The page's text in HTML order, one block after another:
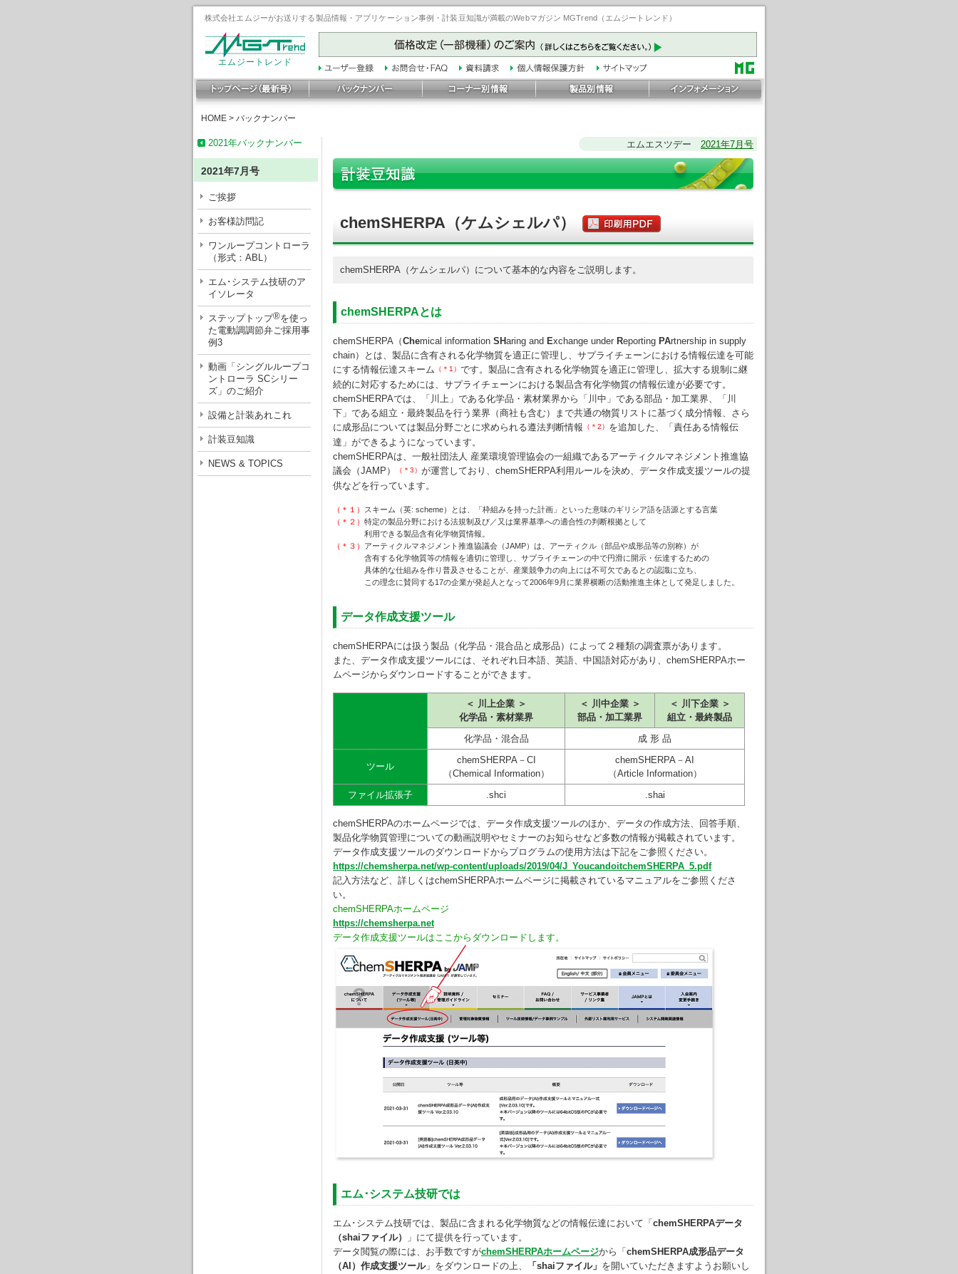
株式会社エムジーがお送りする製品情報・アプリケーション事例・計装豆知識が満載のWebマガジン MGTrend（エムジートレンド）
エムジートレンド
HOME > バックナンバー
2021年バックナンバー
2021年7月号
ご挨拶
お客様訪問記
ワンループコントローラ
（形式：ABL）
エム･システム技研のア
イソレータ
ステップトップ®を使っ
た電動調調節弁ご採用事
例3
動画「シングルループコ
ントローラ SCシリー
ズ」のご紹介
設備と計装あれこれ
計装豆知識
NEWS & TOPICS
エムエスツデー 2021年7月号
chemSHERPA（ケムシェルパ）
chemSHERPA（ケムシェルパ）について基本的な内容をご説明します。
chemSHERPAとは
chemSHERPA（Chemical information SHaring and Exchange under Reporting PArtnership in supply
chain）とは、製品に含有される化学物質を適正に管理し、サプライチェーンにおける情報伝達を可能
にする情報伝達スキーム （＊1） です。製品に含有される化学物質を適正に管理し、拡大する規制に継
続的に対応するためには、サプライチェーンにおける製品含有化学物質の情報伝達が必要です。
chemSHERPAでは、「川上」である化学品・素材業界から「川中」である部品・加工業界、「川
下」である組立・最終製品を行う業界（商社も含む）まで共通の物質リストに基づく成分情報、さら
に成形品については製品分野ごとに求められる遵法判断情報 （＊2） を追加した、「責任ある情報伝
達」ができるようになっています。
chemSHERPAは、一般社団法人 産業環境管理協会の一組織であるアーティクルマネジメント推進協
議会（JAMP）
（＊3） が運営しており、chemSHERPA利用ルールを決め、データ作成支援ツールの提
供などを行っています。
（＊１） スキーム（英: scheme）とは、「枠組みを持った計画」といった意味のギリシア語を語源とする言葉
（＊２） 特定の製品分野における法規制及び／又は業界基準への適合性の判断根拠として
利用できる製品含有化学物質情報。
（＊３） アーティクルマネジメント推進協議会（JAMP）は、アーティクル（部品や成形品等の別称）が
含有する化学物質等の情報を適切に管理し、サプライチェーンの中で円滑に開示・伝達するための
具体的な仕組みを作り普及させることが、産業競争力の向上には不可欠であるとの認識に立ち、
この理念に賛同する17の企業が発起人となって2006年9月に業界横断の活動推進主体として発足しました。
データ作成支援ツール
chemSHERPAには扱う製品（化学品・混合品と成形品）によって２種類の調査票があります。
また、データ作成支援ツールには、それぞれ日本語、英語、中国語対応があり、chemSHERPAホー
ムページからダウンロードすることができます。
＜ 川上企業 ＞
化学品・素材業界
＜ 川中企業 ＞
部品・加工業界
＜ 川下企業 ＞
組立・最終製品
化学品・混合品
成 形 品
ツール
chemSHERPA－CI
（Chemical Information）
chemSHERPA－AI
（Article Information）
ファイル拡張子
.shci .shai
chemSHERPAのホームページでは、データ作成支援ツールのほか、データの作成方法、回答手順、
製品化学物質管理についての動画説明やセミナーのお知らせなど多数の情報が掲載されています。
データ作成支援ツールのダウンロードからプログラムの使用方法は下記をご参照ください。
https://chemsherpa.net/wp-content/uploads/2019/04/J_YoucandoitchemSHERPA_5.pdf
記入方法など、詳しくはchemSHERPAホームページに掲載されているマニュアルをご参照くださ
い。
chemSHERPAホームページ
https://chemsherpa.net
データ作成支援ツールはここからダウンロードします。
エム･システム技研では
エム･システム技研では、製品に含まれる化学物質などの情報伝達において「 chemSHERPAデータ
（shaiファイル）
」にて提供を行っています。
データ閲覧の際には、お手数ですがchemSHERPAホームページから「 chemSHERPA成形品データ
（AI）作成支援ツール」をダウンロードの上、 「shaiファイル」 を開いていただきますようお願いし